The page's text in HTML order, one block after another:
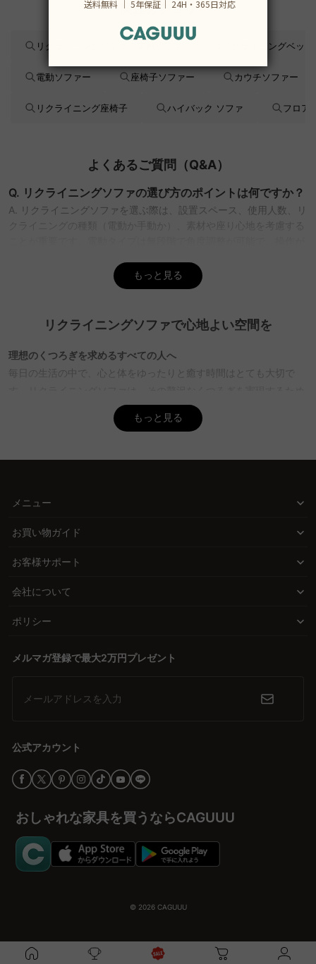
関連カテゴリ
リクライニングソファ・電動ソファ リクライニングベッド
電動ソファー 座椅子ソファー カウチソファー
リクライニング座椅子 ハイバック ソファ フロア
よくあるご質問（Q&A）
Q. リクライニングソファの選び方のポイントは何ですか？
A. リクライニングソファを選ぶ際は、設置スペース、使用人数、リ
CAGUUUでは、多様なスタイルの中からライフスタイルに合ったソ
ファを提案し、無料のインテリア提案サービス「MyCoordi」も活
Q. リクライニングソファはどのくらいの耐久性があります
A. リクライニングソファの耐久性は、使用頻度やメンテナンスによ
り異なるが、一般的には数年から十数年使用できます。CAGUUUの
安心して長く使用できます。無垢材などの耐久性に優れた素材を選
ぶことで、さらに長持ちさせることができます。
も。しかし、CAGUUUでは豊富な品揃えとスタイルから、部屋に最
適なソファを選ぶことができます。バーチャルショールームで実際
もっと見る
リクライニングソファで心地よい空間を
理想のくつろぎを求めるすべての人へ
毎日の生活の中で、心と体をゆったりと癒す時間はとても大切で
の最良の選択肢です。しかし、設置スペースや使用人数、座り心地
など、選択の際にはさまざまな要素を考慮する必要があります。
します。電動式は無段階で細かい調整ができ、手動式は場所を選ば
ず配置可能。どちらも高品質な素材で作られているため、耐久性が
CAGUUUのリクライニングソファは、座り心地の良さとデザイン性
ィンテージ、ナチュラルスタイルなど多彩な選択肢から、理想の空
より、手の届く価格で提供されています。
安心して選べる信頼とサポート
「MyCoordi」やバーチャルショールームで、購入前にイメージを
スの信頼性を証明しています。
理想のリクライニングソファを見つけよう
CAGUUUで、毎日の生活にワクワクとリラックスをもたらすリクラ
イニングソファを見つける旅に出かけましょう。快適な空間作りの
第一歩を、今すぐ始めてみませんか。
もっと見る
メニュー
お買い物ガイド
お客様サポート
会社について
ポリシー
メルマガ登録で最大2万円プレゼント
メールアドレスを入力
公式アカウント
おしゃれな家具を買うならCAGUUU
© 2026 CAGUUU